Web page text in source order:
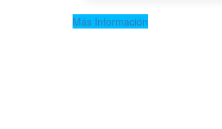
Más Información